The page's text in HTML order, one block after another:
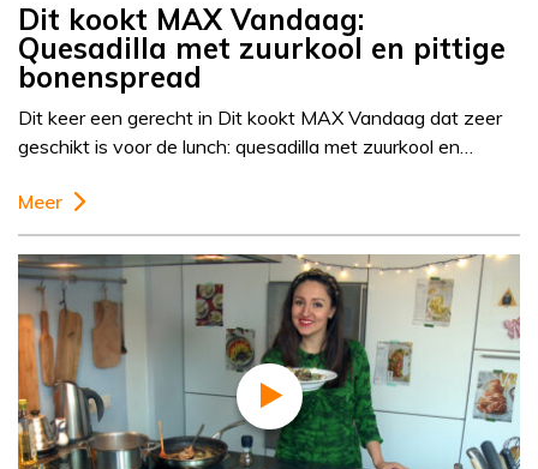
Dit kookt MAX Vandaag:
Quesadilla met zuurkool en pittige
bonenspread
Dit keer een gerecht in Dit kookt MAX Vandaag dat zeer
geschikt is voor de lunch: quesadilla met zuurkool en…
Meer